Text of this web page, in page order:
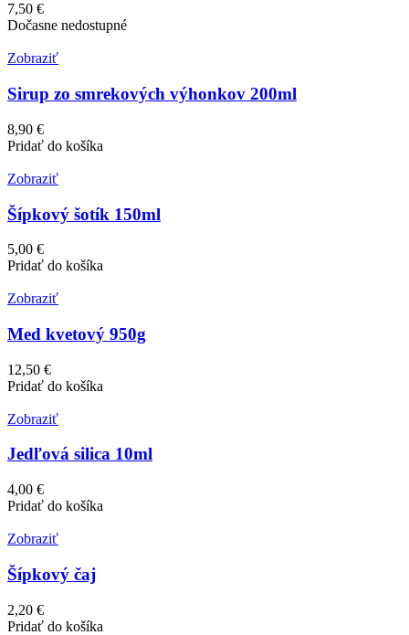
7,50 €
Dočasne nedostupné
Zobraziť
Sirup zo smrekových výhonkov 200ml
8,90 €
Pridať do košíka
Zobraziť
Šípkový šotík 150ml
5,00 €
Pridať do košíka
Zobraziť
Med kvetový 950g
12,50 €
Pridať do košíka
Zobraziť
Jedľová silica 10ml
4,00 €
Pridať do košíka
Zobraziť
Šípkový čaj
2,20 €
Pridať do košíka